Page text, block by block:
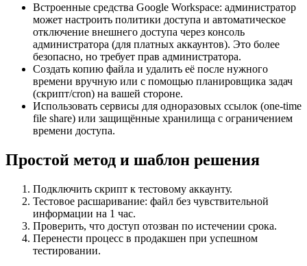
Встроенные средства Google Workspace: администратор
может настроить политики доступа и автоматическое
отключение внешнего доступа через консоль
администратора (для платных аккаунтов). Это более
безопасно, но требует прав администратора.
Создать копию файла и удалить её после нужного
времени вручную или с помощью планировщика задач
(скрипт/cron) на вашей стороне.
Использовать сервисы для одноразовых ссылок (one-time
file share) или защищённые хранилища с ограничением
времени доступа.
Простой метод и шаблон решения
Подключить скрипт к тестовому аккаунту.
Тестовое расшаривание: файл без чувствительной
информации на 1 час.
Проверить, что доступ отозван по истечении срока.
Перенести процесс в продакшен при успешном
тестировании.